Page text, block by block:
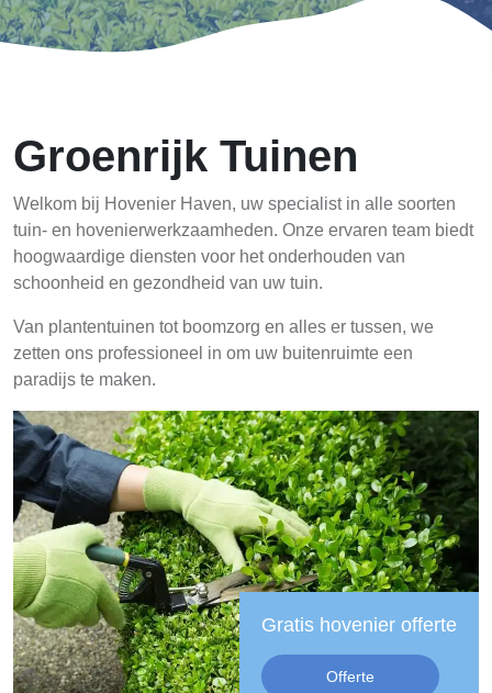
Groenrijk Tuinen
Welkom bij Hovenier Haven, uw specialist in alle soorten
tuin- en hovenierwerkzaamheden. Onze ervaren team biedt
hoogwaardige diensten voor het onderhouden van
schoonheid en gezondheid van uw tuin.
Van plantentuinen tot boomzorg en alles er tussen, we
zetten ons professioneel in om uw buitenruimte een
paradijs te maken.
Gratis hovenier offerte
Offerte